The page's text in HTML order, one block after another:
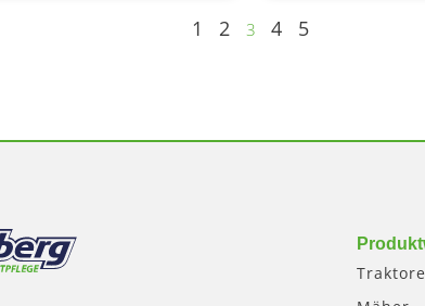
1 2 3 4 5